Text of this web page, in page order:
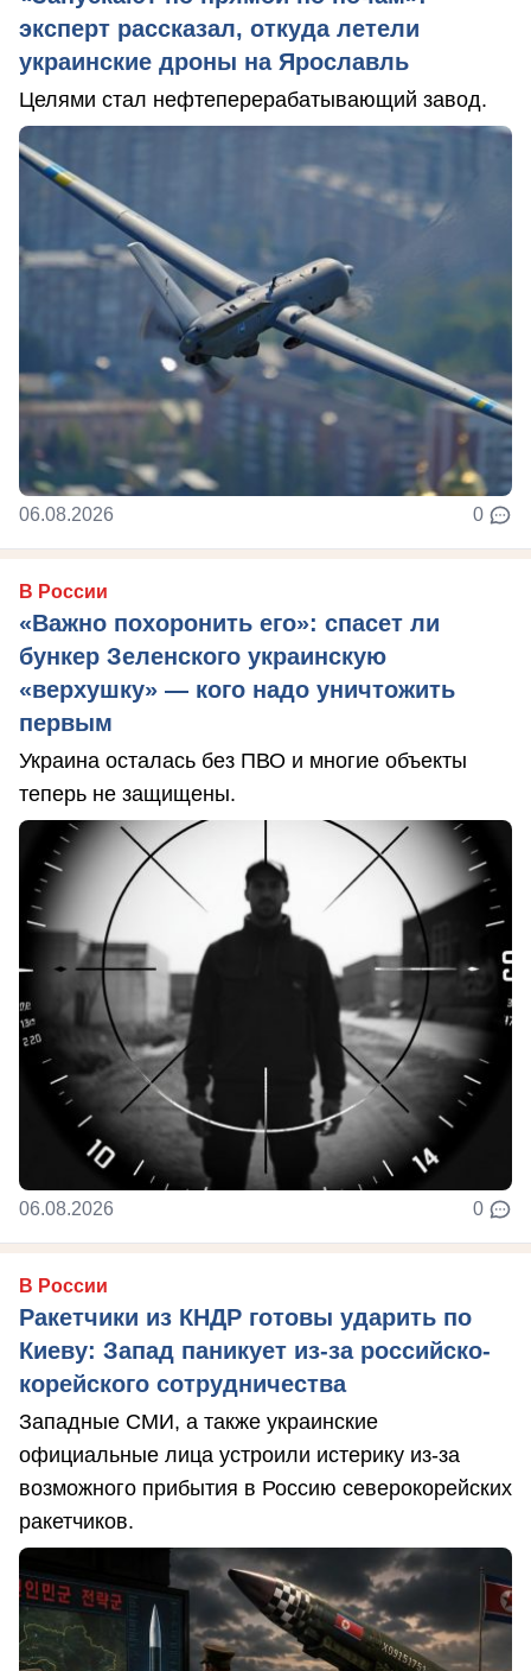
эксперт рассказал, откуда летели
украинские дроны на Ярославль
Целями стал нефтеперерабатывающий завод.
06.08.2026 0
В России
«Важно похоронить его»: спасет ли
бункер Зеленского украинскую
«верхушку» — кого надо уничтожить
первым
Украина осталась без ПВО и многие объекты
теперь не защищены.
06.08.2026 0
В России
Ракетчики из КНДР готовы ударить по
Киеву: Запад паникует из-за российско-
корейского сотрудничества
Западные СМИ, а также украинские
официальные лица устроили истерику из-за
возможного прибытия в Россию северокорейских
ракетчиков.